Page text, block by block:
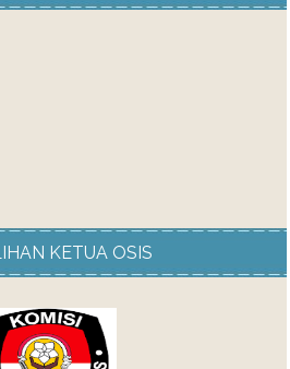
KETUA OSIS